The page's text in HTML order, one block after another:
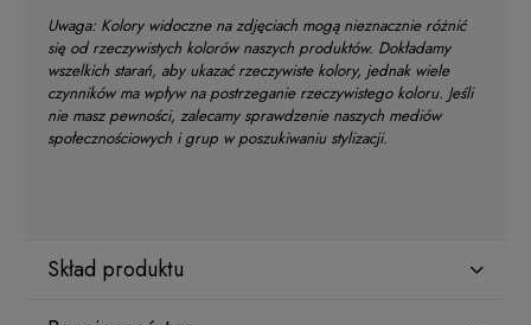
Uwaga: Kolory widoczne na zdjęciach mogą nieznacznie różnić
się od rzeczywistych kolorów naszych produktów. Dokładamy
wszelkich starań, aby ukazać rzeczywiste kolory, jednak wiele
czynników ma wpływ na postrzeganie rzeczywistego koloru. Jeśli
nie masz pewności, zalecamy sprawdzenie naszych mediów
społecznościowych i grup w poszukiwaniu stylizacji.
Skład produktu